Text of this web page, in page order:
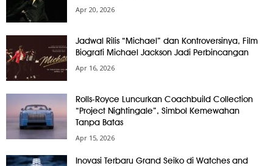
Apr 20, 2026
Jadwal Rilis “Michael” dan Kontroversinya, Film
Biografi Michael Jackson Jadi Perbincangan
Apr 16, 2026
Rolls-Royce Luncurkan Coachbuild Collection
“Project Nightingale”, Simbol Kemewahan
Tanpa Batas
Apr 15, 2026
Inovasi Terbaru Grand Seiko di Watches and